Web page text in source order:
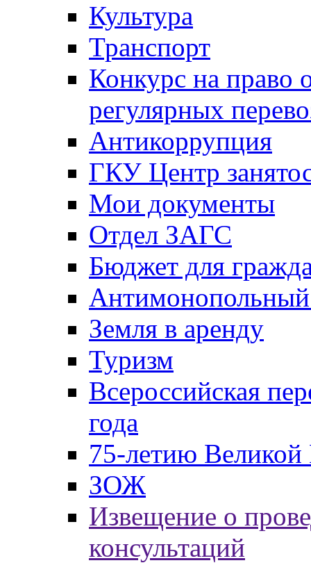
Культура
Транспорт
Конкурс на право
регулярных
Антикоррупция
ГКУ Центр
Мои документы
Отдел ЗАГС
Бюджет для
Антимонопольный
Земля в аренду
Туризм
Всероссийская
года
75-летию
ЗОЖ
Извещение о
консультаций